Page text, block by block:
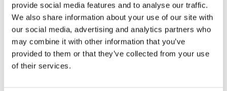
provide social media features and to analyse our traffic.
We also share information about your use of our site with
our social media, advertising and analytics partners who
may combine it with other information that you’ve
provided to them or that they’ve collected from your use
of their services.
Sirius tar leverans av
nybygge